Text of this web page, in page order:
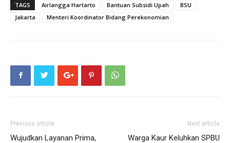
TAGS Airlangga Hartarto Bantuan Subsidi Upah
BSU
Jakarta
Menteri Koordinator Bidang Perekonomian
Previous article
Wujudkan Layanan Prima,
Next article
Warga Kaur Keluhkan SPBU